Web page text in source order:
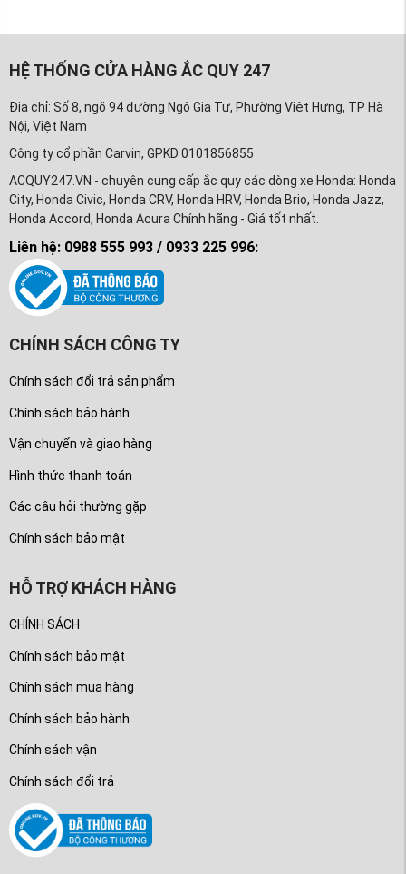
HỆ THỐNG CỬA HÀNG ẮC QUY 247
Địa chỉ: Số 8, ngõ 94 đường Ngô Gia Tự, Phường Việt Hưng, TP Hà
Nội, Việt Nam
Công ty cổ phần Carvin, GPKD 0101856855
ACQUY247.VN - chuyên cung cấp ắc quy các dòng xe Honda: Honda
City, Honda Civic, Honda CRV, Honda HRV, Honda Brio, Honda Jazz,
Honda Accord, Honda Acura Chính hãng - Giá tốt nhất.
Liên hệ: 0988 555 993 / 0933 225 996:
CHÍNH SÁCH CÔNG TY
Chính sách đổi trả sản phẩm
Chính sách bảo hành
Vận chuyển và giao hàng
Hình thức thanh toán
Các câu hỏi thường gặp
Chính sách bảo mật
HỖ TRỢ KHÁCH HÀNG
CHÍNH SÁCH
Chính sách bảo mật
Chính sách mua hàng
Chính sách bảo hành
Chính sách vận
Chính sách đổi trả